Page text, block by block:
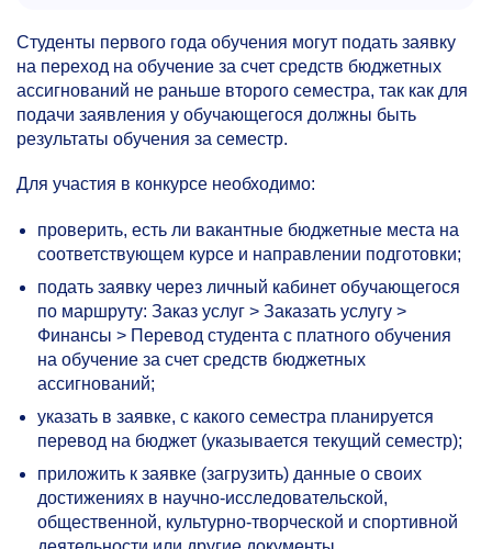
Студенты первого года обучения могут подать заявку
на переход на обучение за счет средств бюджетных
ассигнований не раньше второго семестра, так как для
подачи заявления у обучающегося должны быть
результаты обучения за семестр.
Для участия в конкурсе необходимо:
проверить, есть ли вакантные бюджетные места на
соответствующем курсе и направлении подготовки;
подать заявку через личный кабинет обучающегося
по маршруту: Заказ услуг > Заказать услугу >
Финансы > Перевод студента с платного обучения
на обучение за счет средств бюджетных
ассигнований;
указать в заявке, с какого семестра планируется
перевод на бюджет (указывается текущий семестр);
приложить к заявке (загрузить) данные о своих
достижениях в научно-исследовательской,
общественной, культурно-творческой и спортивной